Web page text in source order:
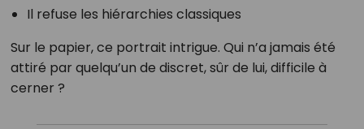
Il refuse les hiérarchies classiques
Sur le papier, ce portrait intrigue. Qui n’a jamais été
attiré par quelqu’un de discret, sûr de lui, difficile à
cerner ?